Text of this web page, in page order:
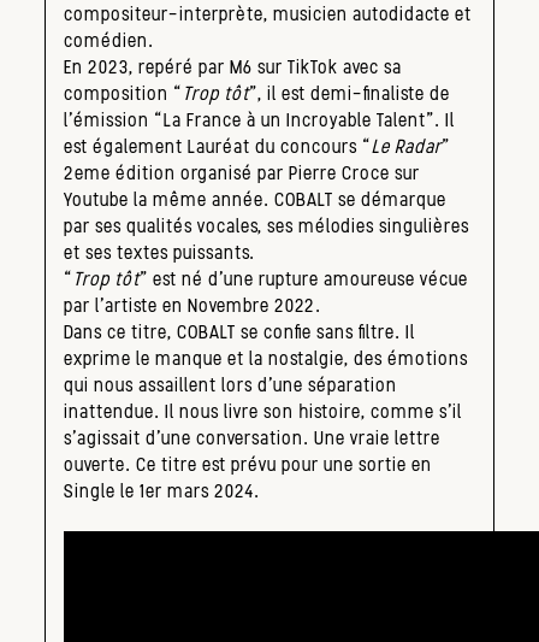
compositeur-interprète, musicien autodidacte et
comédien.
En 2023, repéré par M6 sur TikTok avec sa
composition “ Trop tôt”, il est demi-finaliste de
l’émission “La France à un Incroyable Talent”. Il
est également Lauréat du concours “Le Radar”
2eme édition organisé par Pierre Croce sur
Youtube la même année. COBALT se démarque
par ses qualités vocales, ses mélodies singulières
et ses textes puissants.
“ Trop tôt” est né d’une rupture amoureuse vécue
par l’artiste en Novembre 2022.
Dans ce titre, COBALT se confie sans filtre. Il
exprime le manque et la nostalgie, des émotions
qui nous assaillent lors d’une séparation
inattendue. Il nous livre son histoire, comme s’il
s’agissait d’une conversation. Une vraie lettre
ouverte. Ce titre est prévu pour une sortie en
Single le 1er mars 2024.